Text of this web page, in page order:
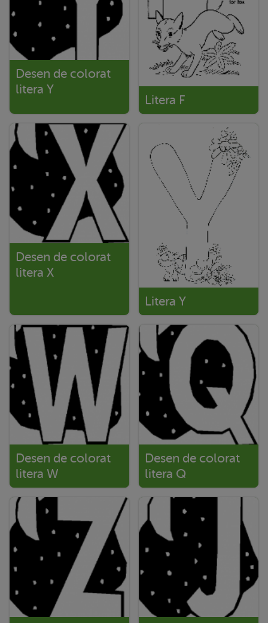
Desen de colorat
litera Y
Litera F
Desen de colorat
litera X
Litera Y
Desen de colorat
litera W
Desen de colorat
litera Q